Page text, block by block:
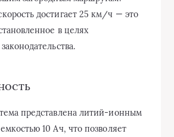
достигает 25 км/ч — это
в целях
представлена литий-ионным
10 Ач, что позволяет